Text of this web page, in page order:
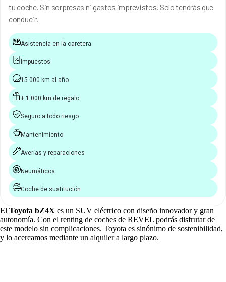
tu coche. Sin sorpresas ni gastos imprevistos. Solo tendrás que
conducir.
Asistencia en la caretera
Impuestos
15.000 km al año
+ 1.000 km de regalo
Seguro a todo riesgo
Mantenimiento
Averías y reparaciones
Neumáticos
Coche de sustitución
El Toyota bZ4X es un SUV eléctrico con diseño innovador y gran
autonomía. Con el renting de coches de REVEL podrás disfrutar de
este modelo sin complicaciones. Toyota es sinónimo de sostenibilidad,
y lo acercamos mediante un alquiler a largo plazo.